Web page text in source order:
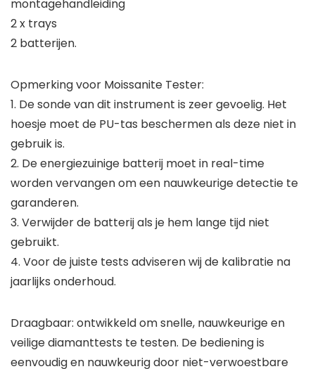
montagehandleiding
2 x trays
2 batterijen.
Opmerking voor Moissanite Tester:
1. De sonde van dit instrument is zeer gevoelig. Het
hoesje moet de PU-tas beschermen als deze niet in
gebruik is.
2. De energiezuinige batterij moet in real-time
worden vervangen om een nauwkeurige detectie te
garanderen.
3. Verwijder de batterij als je hem lange tijd niet
gebruikt.
4. Voor de juiste tests adviseren wij de kalibratie na
jaarlijks onderhoud.
Draagbaar: ontwikkeld om snelle, nauwkeurige en
veilige diamanttests te testen. De bediening is
eenvoudig en nauwkeurig door niet-verwoestbare